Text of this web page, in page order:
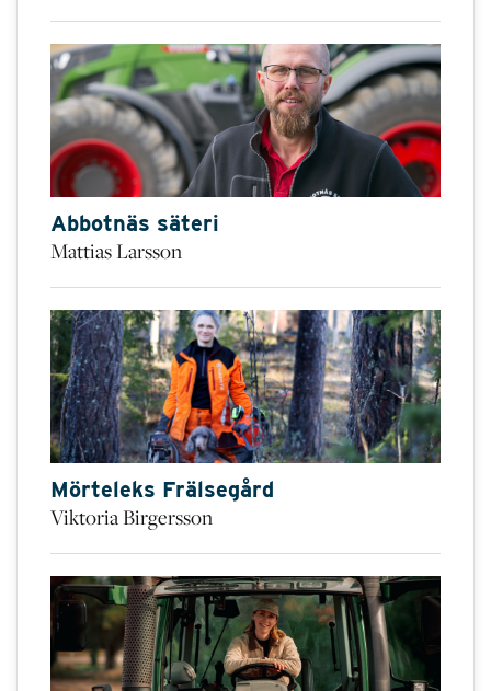
Abbotnäs säteri
Mattias Larsson
Mörteleks Frälsegård
Viktoria Birgersson